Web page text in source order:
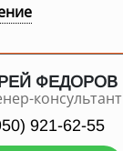
ФЕДОРОВ
консультант
921-62-55